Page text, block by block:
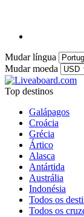
Mudar língua
Mudar moeda
Top destinos
Galápagos
Croácia
Grécia
Ártico
Alasca
Antártida
Austrália
Indonésia
Todos os
Todos os